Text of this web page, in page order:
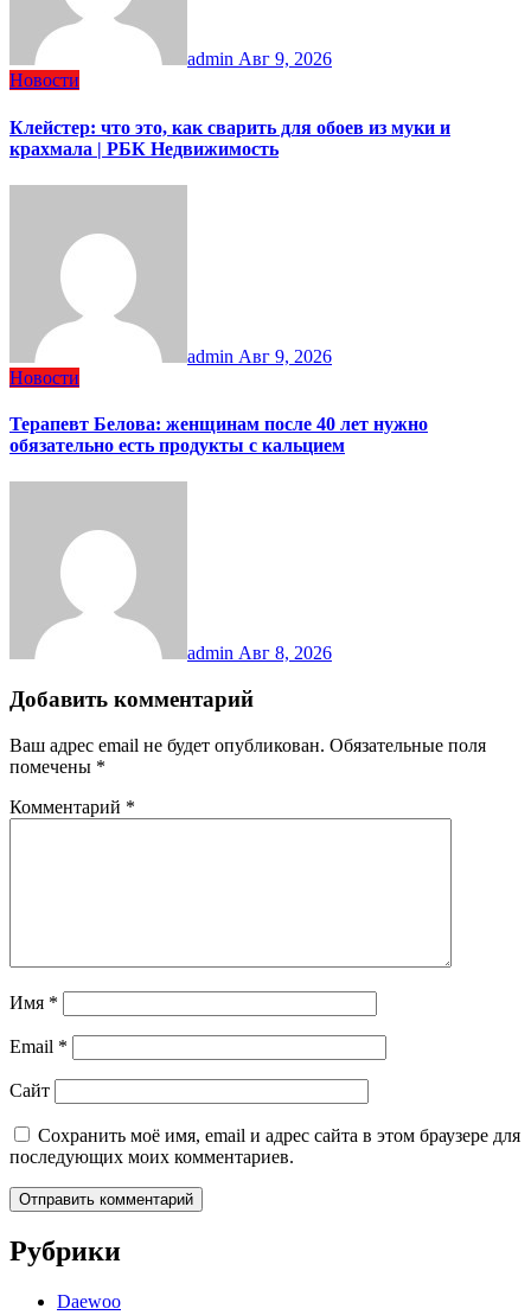
admin Авг 9, 2026
Новости
Клейстер: что это, как сварить для обоев из муки и
крахмала | РБК Недвижимость
admin Авг 9, 2026
Новости
Терапевт Белова: женщинам после 40 лет нужно
обязательно есть продукты с кальцием
admin Авг 8, 2026
Добавить комментарий
Ваш адрес email не будет опубликован. Обязательные поля
помечены *
Комментарий *
Имя *
Email *
Сайт
Сохранить моё имя, email и адрес сайта в этом браузере для
последующих моих комментариев.
Рубрики
Daewoo